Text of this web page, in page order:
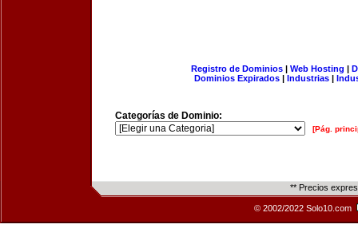
Registro de Dominios| Web Hosting |
Dominios Expirados | Industrias |
Categorías de Dominio:
[Pág.
** Precios
© 2002/2022 Solo10.com